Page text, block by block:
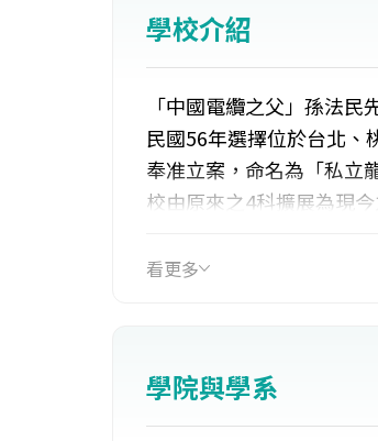
學校介紹
「中國電纜之父」孫法
民國56年選擇位於台北、
奉准立案，命名為「私立
校由原來之4科擴展為現
教育政策睿智的領導、工
看更多
學院與學系